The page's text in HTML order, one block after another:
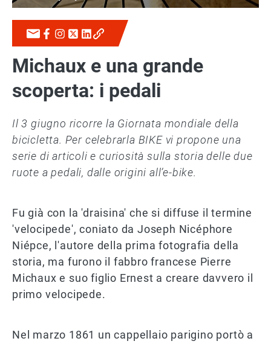
Michaux e una grande
scoperta: i pedali
Il 3 giugno ricorre la Giornata mondiale della
bicicletta. Per celebrarla BIKE vi propone una
serie di articoli e curiosità sulla storia delle due
ruote a pedali, dalle origini all’e-bike.
Fu già con la 'draisina' che si diffuse il termine
'velocipede', coniato da Joseph Nicéphore
Niépce, l'autore della prima fotografia della
storia, ma furono il fabbro francese Pierre
Michaux e suo figlio Ernest a creare davvero il
primo velocipede.
Nel marzo 1861 un cappellaio parigino portò a